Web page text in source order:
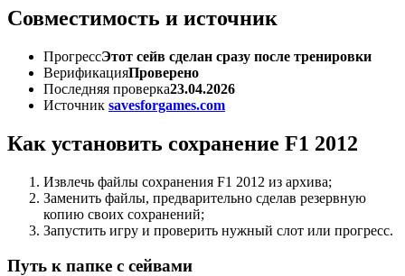
Совместимость и источник
ПрогрессЭтот сейв сделан сразу после тренировки
ВерификацияПроверено
Последняя проверка23.04.2026
Источник savesforgames.com
Как установить сохранение F1 2012
Извлечь файлы сохранения F1 2012 из архива;
Заменить файлы, предварительно сделав резервную
копию своих сохранений;
Запустить игру и проверить нужный слот или прогресс.
Путь к папке с сейвами